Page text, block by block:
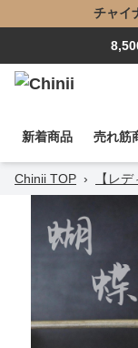
チャイ
新着商品 売れ筋
Chinii TOP › 【レ